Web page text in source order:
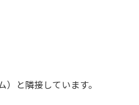
と隣接しています。